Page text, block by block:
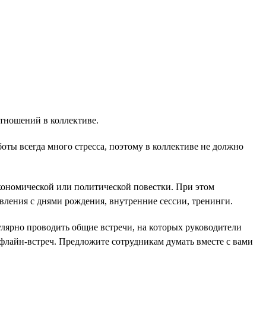
в коллективе.
всегда много стресса, поэтому в коллективе не должно
или политической повестки. При этом
с днями рождения, внутренние сессии, тренинги.
проводить общие встречи, на которых руководители
встреч. Предложите сотрудникам думать вместе с вами